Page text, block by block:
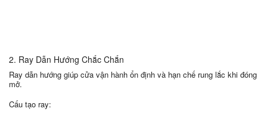
2. Ray Dẫn Hướng Chắc Chắn
Ray dẫn hướng giúp cửa vận hành ổn định và hạn chế rung lắc khi đóng
mở.
Cấu tạo ray: